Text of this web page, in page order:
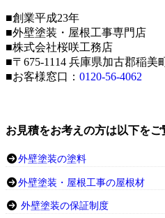
■創業平成23年
■外壁塗装・屋根工事専門店
■株式会社桜咲工務店
■〒675-1114 兵庫県加古郡稲美
■お客様窓口： 0120-56-4062
お見積をお考えの方は以下を
外壁塗装の塗料
外壁塗装・屋根工事の屋根材
外壁塗装の保証制度